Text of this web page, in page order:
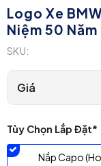
Logo Xe
Niệm 50
SKU:
Giá
Tùy Chọn Lắp Đặt*
Nắp Capo